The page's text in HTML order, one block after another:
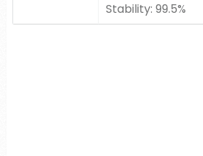
Stability: 99.5%